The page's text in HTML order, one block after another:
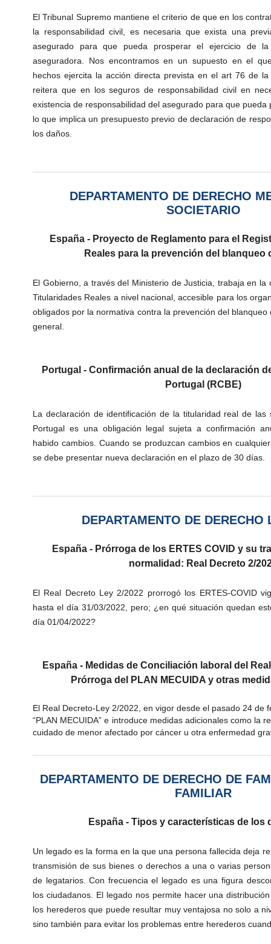
El Tribunal Supremo mantiene el criterio de que en los
la responsabilidad civil, es necesaria que exista una
asegurado para que pueda prosperar el ejercicio de
aseguradora. Nos encontramos en un supuesto en el
hechos ejercita la acción directa prevista en el art 76 de
reitera que en los seguros de responsabilidad civil en
existencia de responsabilidad del asegurado para que pueda
lo que implica un presupuesto previo de declaración de
los daños.
DEPARTAMENTO DE DERECHO
SOCIETARIO
España - Proyecto de Reglamento para el
Reales para la prevención del blanqueo
El Gobierno, a través del Ministerio de Justicia, trabaja en la
Titularidades Reales a nivel nacional, accesible para los
obligados por la normativa contra la prevención del
general.
Portugal - Confirmación anual de la declaración
Portugal (RCBE)
La declaración de identificación de la titularidad real de las
Portugal es una obligación legal sujeta a confirmación
habido cambios. Cuando se produzcan cambios en
se debe presentar nueva declaración en el plazo de 30 días.
DEPARTAMENTO DE DERECHO
España - Prórroga de los ERTES COVID y su
normalidad: Real Decreto 2/
El Real Decreto Ley 2/2022 prorrogó los ERTES-COVID
hasta el día 31/03/2022, pero; ¿en qué situación quedan
día 01/04/2022?
España - Medidas de Conciliación laboral del
Prórroga del PLAN MECUIDA y otras
El Real Decreto-Ley 2/2022, en vigor desde el pasado 24 de
“PLAN MECUIDA” e introduce medidas adicionales como la
cuidado de menor afectado por cáncer u otra enfermedad
DEPARTAMENTO DE DERECHO DE
FAMILIAR
España - Tipos y características de los
Un legado es la forma en la que una persona fallecida deja
transmisión de sus bienes o derechos a una o varias
de legatarios. Con frecuencia el legado es una figura
los ciudadanos. El legado nos permite hacer una
los herederos que puede resultar muy ventajosa no solo a
sino también para evitar los problemas entre herederos